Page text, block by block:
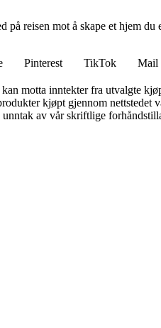
reisen mot å skape et hjem
Pinterest TikTok Mail
motta inntekter fra utvalgte
kjøpt gjennom nettstedet
av vår skriftlige